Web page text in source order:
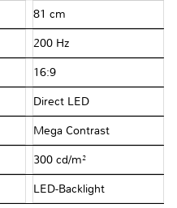
81 cm
200 Hz
16:9
Direct LED
Mega Contrast
300 cd/m²
LED-Backlight